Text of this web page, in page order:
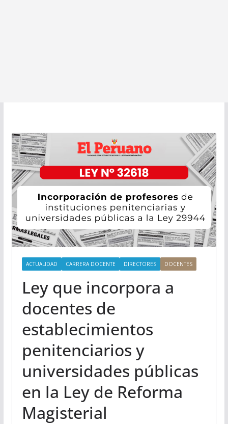
ACTUALIDAD CARRERA DOCENTE DIRECTORES DOCENTES
Ley que incorpora a
docentes de
establecimientos
penitenciarios y
universidades públicas
en la Ley de Reforma
Magisterial